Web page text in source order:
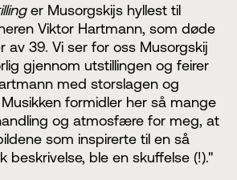
er Musorgskijs hyllest til
Viktor Hartmann, som døde
av 39. Vi ser for oss Musorgskij
gjennom utstillingen og feirer
med storslagen og
formidler her så mange
og atmosfære for meg, at
som inspirerte til en så
beskrivelse, ble en skuffelse (!)."